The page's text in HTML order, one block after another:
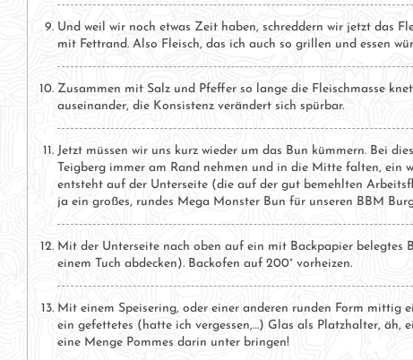
Und weil wir noch etwas Zeit haben, schreddern wir jetzt das
mit Fettrand. Also Fleisch, das ich auch so grillen und essen
Zusammen mit Salz und Pfeffer so lange die Fleischmasse
auseinander, die Konsistenz verändert sich spürbar.
Jetzt müssen wir uns kurz wieder um das Bun kümmern. Bei
Teigberg immer am Rand nehmen und in die Mitte falten, ein
entsteht auf der Unterseite (die auf der gut bemehlten
ja ein großes, rundes Mega Monster Bun für unseren BBM
Mit der Unterseite nach oben auf ein mit Backpapier belegtes
einem Tuch abdecken). Backofen auf 200° vorheizen.
Mit einem Speisering, oder einer anderen runden Form mittig
ein gefettetes (hatte ich vergessen,…) Glas als Platzhalter,
eine Menge Pommes darin unter bringen!